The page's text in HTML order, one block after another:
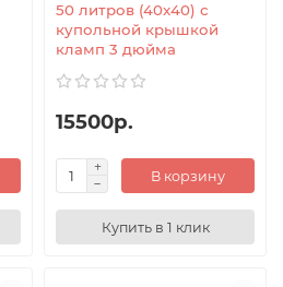
50 литров (40x40) с
купольной крышкой
кламп 3 дюйма
15500р.
В корзину
Купить в 1 клик